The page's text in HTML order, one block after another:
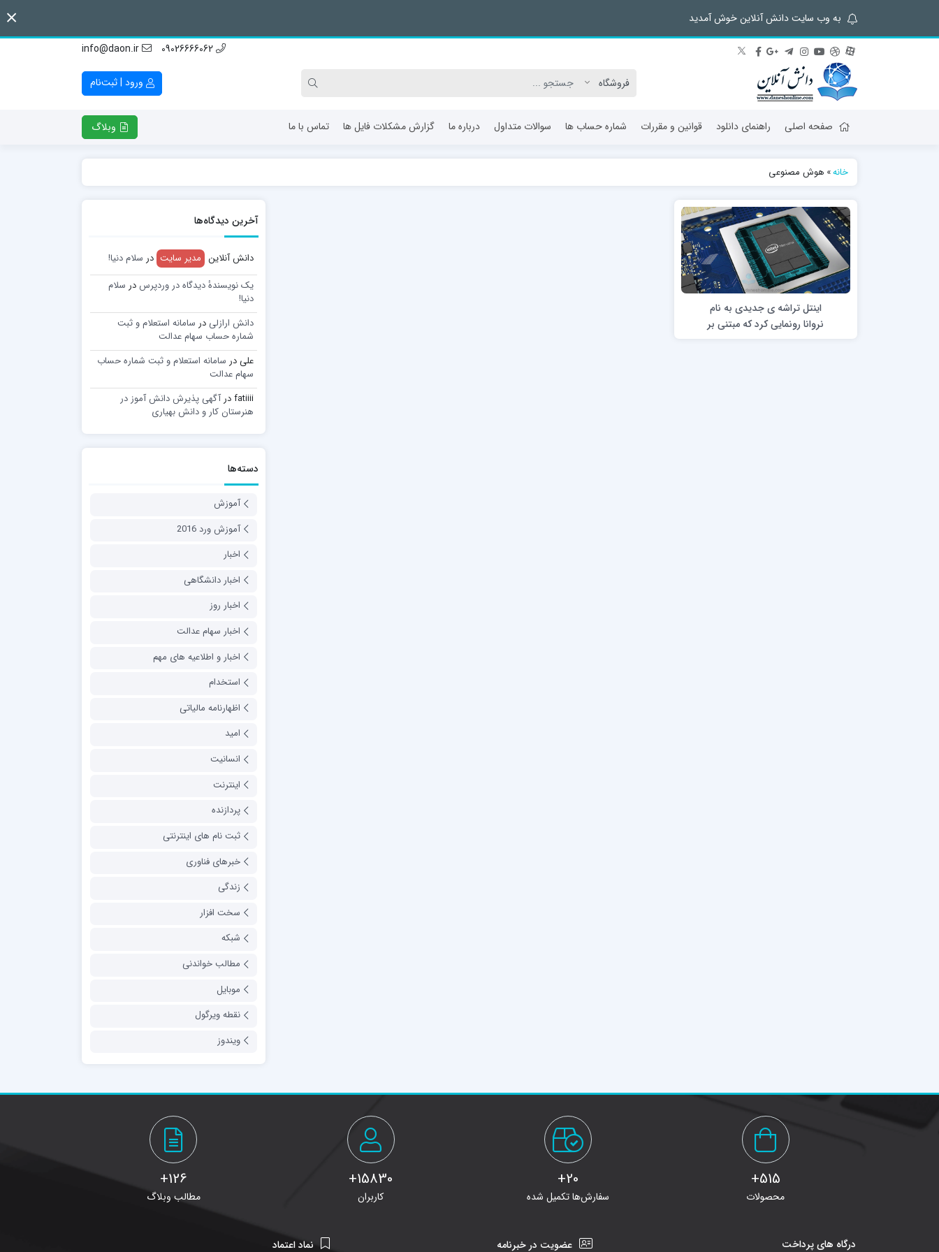
به وب سایت دانش آنلاین خوش آمدید
09026666062
info@daon.ir
ورود | ثبت‌نام
صفحه اصلی راهنمای دانلود قوانین و مقررات شماره حساب ها سوالات متداول درباره ما گزارش مشکلات فایل ها تماس با ما وبلاگ
خانه» هوش مصنوعی
اینتل تراشه ی جدیدی به نام
نروانا رونمایی کرد که مبتنی بر
شبکه عصبی است
آخرین دیدگاه‌ها
دانش آنلاین مدیر سایت در سلام دنیا!
یک نویسندهٔ دیدگاه در وردپرس در سلام
دنیا!
دانش ارازلی در سامانه استعلام و ثبت
شماره حساب سهام عدالت
علیدر سامانه استعلام و ثبت شماره حساب
سهام عدالت
fatiiiiدرآگهی پذیرش دانش آموز در
هنرستان کار و دانش بهیاری
دسته‌ها
آموزش
آموزش ورد 2016
اخبار
اخبار دانشگاهی
اخبار روز
اخبار سهام عدالت
اخبار و اطلاعیه های مهم
استخدام
اظهارنامه مالیاتی
امید
انسانیت
اینترنت
پردازنده
ثبت نام های اینترنتی
خبرهای فناوری
زندگی
سخت افزار
شبکه
مطالب خواندنی
موبایل
نقطه ویرگول
ویندوز
515+
محصولات
20+
سفارش‌ها تکمیل شده
15830+
کاربران
126+
مطالب وبلاگ
درگاه های پرداخت عضویت در خبرنامه نماد اعتماد